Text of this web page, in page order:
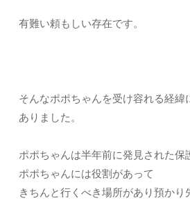
有難い頼もしい存在です。
そんなポポちゃんを受け容れる経緯
ありました。
ポポちゃんは半年前に発見された保
ポポちゃんには役割があって
きちんと行くべき場所があり預かり